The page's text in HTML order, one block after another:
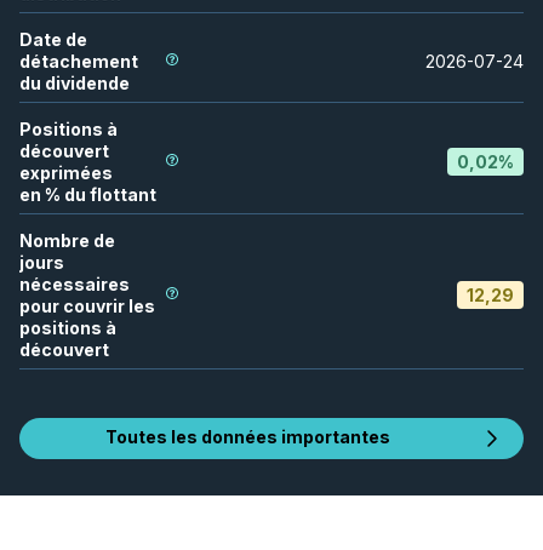
Date de
détachement
du dividende
2026-07-24
Positions à
découvert
exprimées
en % du flottant
0,02%
Nombre de
jours
nécessaires
pour couvrir les
positions à
découvert
12,29
Toutes les données importantes